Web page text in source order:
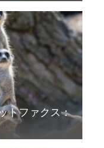
トファクス：